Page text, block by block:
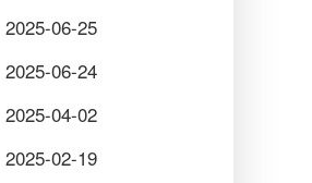
2025-06-25
2025-06-24
2025-04-02
2025-02-19